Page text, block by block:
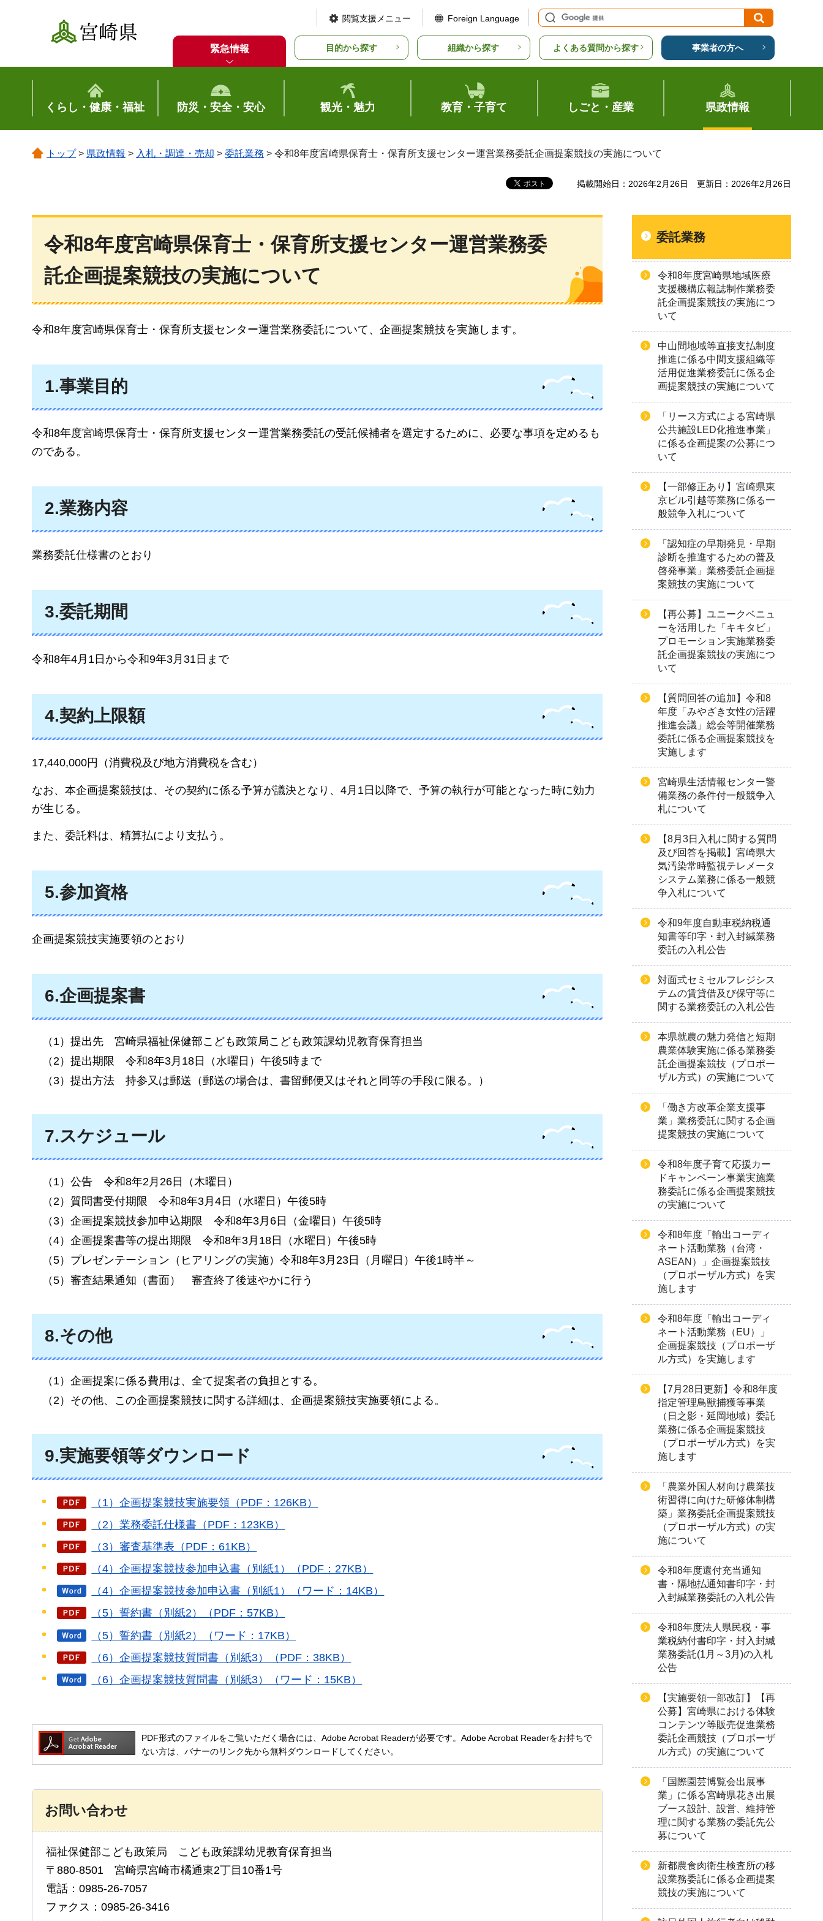
宮崎県
閲覧支援メニュー Foreign Language
緊急情報 目的から探す 組織から探す よくある質問から探す 事業者の方へ
くらし・健康・福祉 防災・安全・安心 観光・魅力 教育・子育て しごと・産業 県政情報
トップ> 県政情報 > 入札・調達・売却 > 委託業務 > 令和8年度宮崎県保育士・保育所支援センター運営業務委託企画提案競技の実施について
掲載開始日：2026年2月26日 更新日：2026年2月26日
令和8年度宮崎県保育士・保育所支援センター運営業務委
託企画提案競技の実施について
令和8年度宮崎県保育士・保育所支援センター運営業務委託について、企画提案競技を実施します。
1.事業目的
令和8年度宮崎県保育士・保育所支援センター運営業務委託の受託候補者を選定するために、必要な事項を定めるも
のである。
2.業務内容
業務委託仕様書のとおり
3.委託期間
令和8年4月1日から令和9年3月31日まで
4.契約上限額
17,440,000円（消費税及び地方消費税を含む）
なお、本企画提案競技は、その契約に係る予算が議決となり、4月1日以降で、予算の執行が可能となった時に効力
が生じる。
また、委託料は、精算払により支払う。
5.参加資格
企画提案競技実施要領のとおり
6.企画提案書
（1）提出先
宮崎県福祉保健部こども政策局こども政策課幼児教育保育担当
（2）提出期限
令和8年3月18日（水曜日）午後5時まで
（3）提出方法
持参又は郵送（郵送の場合は、書留郵便又はそれと同等の手段に限る。）
7.スケジュール
（1）公告
令和8年2月26日（木曜日）
（2）質問書受付期限
令和8年3月4日（水曜日）午後5時
（3）企画提案競技参加申込期限
令和8年3月6日（金曜日）午後5時
（4）企画提案書等の提出期限
令和8年3月18日（水曜日）午後5時
（5）プレゼンテーション（ヒアリングの実施）令和8年3月23日（月曜日）午後1時半～
（5）審査結果通知（書面）
審査終了後速やかに行う
8.その他
（1）企画提案に係る費用は、全て提案者の負担とする。
（2）その他、この企画提案競技に関する詳細は、企画提案競技実施要領による。
9.実施要領等ダウンロード
（1）企画提案競技実施要領（PDF：126KB）
（2）業務委託仕様書（PDF：123KB）
（3）審査基準表（PDF：61KB）
（4）企画提案競技参加申込書（別紙1）（PDF：27KB）
（4）企画提案競技参加申込書（別紙1）（ワード：14KB）
（5）誓約書（別紙2）（PDF：57KB）
（5）誓約書（別紙2）（ワード：17KB）
（6）企画提案競技質問書（別紙3）（PDF：38KB）
（6）企画提案競技質問書（別紙3）（ワード：15KB）
PDF形式のファイルをご覧いただく場合には、Adobe Acrobat Readerが必要です。Adobe Acrobat Readerをお持ちで
ない方は、バナーのリンク先から無料ダウンロードしてください。
お問い合わせ
福祉保健部こども政策局 こども政策課幼児教育保育担当
〒880-8501 宮崎県宮崎市橘通東2丁目10番1号
電話：0985-26-7057
ファクス：0985-26-3416
委託業務
令和8年度宮崎県地域医療
支援機構広報誌制作業務委
託企画提案競技の実施につ
いて
中山間地域等直接支払制度
推進に係る中間支援組織等
活用促進業務委託に係る企
画提案競技の実施について
「リース方式による宮崎県
公共施設LED化推進事業」
に係る企画提案の公募につ
いて
【一部修正あり】宮崎県東
京ビル引越等業務に係る一
般競争入札について
「認知症の早期発見・早期
診断を推進するための普及
啓発事業」業務委託企画提
案競技の実施について
【再公募】ユニークベニュ
ーを活用した「キキタビ」
プロモーション実施業務委
託企画提案競技の実施につ
いて
【質問回答の追加】令和8
年度「みやざき女性の活躍
推進会議」総会等開催業務
委託に係る企画提案競技を
実施します
宮崎県生活情報センター警
備業務の条件付一般競争入
札について
【8月3日入札に関する質問
及び回答を掲載】宮崎県大
気汚染常時監視テレメータ
システム業務に係る一般競
争入札について
令和9年度自動車税納税通
知書等印字・封入封緘業務
委託の入札公告
対面式セミセルフレジシス
テムの賃貸借及び保守等に
関する業務委託の入札公告
本県就農の魅力発信と短期
農業体験実施に係る業務委
託企画提案競技（プロポー
ザル方式）の実施について
「働き方改革企業支援事
業」業務委託に関する企画
提案競技の実施について
令和8年度子育て応援カー
ドキャンペーン事業実施業
務委託に係る企画提案競技
の実施について
令和8年度「輸出コーディ
ネート活動業務（台湾・
ASEAN）」企画提案競技
（プロポーザル方式）を実
施します
令和8年度「輸出コーディ
ネート活動業務（EU）」
企画提案競技（プロポーザ
ル方式）を実施します
【7月28日更新】令和8年度
指定管理鳥獣捕獲等事業
（日之影・延岡地域）委託
業務に係る企画提案競技
（プロポーザル方式）を実
施します
「農業外国人材向け農業技
術習得に向けた研修体制構
築」業務委託企画提案競技
（プロポーザル方式）の実
施について
令和8年度還付充当通知
書・隔地払通知書印字・封
入封緘業務委託の入札公告
令和8年度法人県民税・事
業税納付書印字・封入封緘
業務委託(1月～3月)の入札
公告
【実施要領一部改訂】【再
公募】宮崎県における体験
コンテンツ等販売促進業務
委託企画競技（プロポーザ
ル方式）の実施について
「国際園芸博覧会出展事
業」に係る宮崎県花き出展
ブース設計、設営、維持管
理に関する業務の委託先公
募について
新都農食肉衛生検査所の移
設業務委託に係る企画提案
競技の実施について